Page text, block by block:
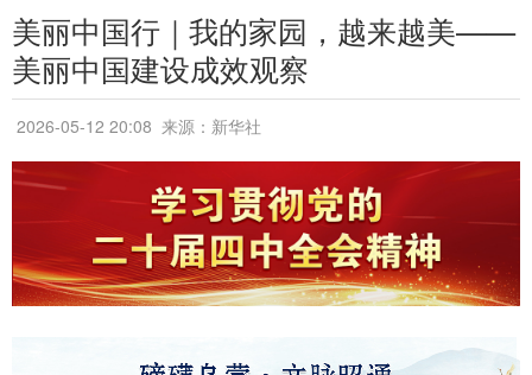
美丽中国行｜我的家园，越来越美——
美丽中国建设成效观察
2026-05-12 20:08 来源：新华社